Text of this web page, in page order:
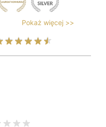
Pokaż więcej >>